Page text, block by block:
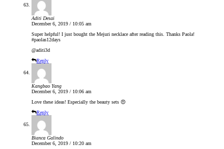
Aditi Desai
December 6, 2019 / 10:05 am
Super helpful! I just bought the Mejuri necklace after reading this. Thanks Paola!
#paolas12days
@aditi3d
Reply
Kangbao Yang
December 6, 2019 / 10:06 am
Love these ideas! Especially the beauty sets 😍
Reply
Bianca Galindo
December 6, 2019 / 10:20 am